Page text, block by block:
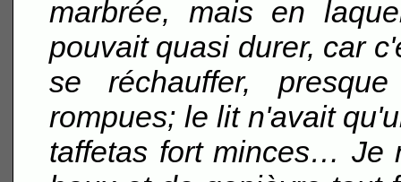
marbrée, mais en
pouvait quasi durer, car
se réchauffer,
rompues; le lit n'avait
taffetas fort minces… Je